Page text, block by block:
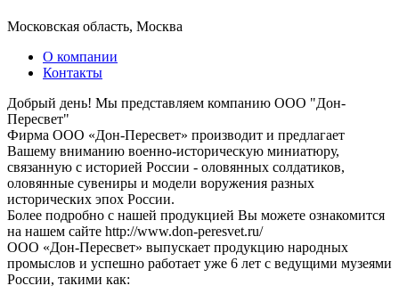
Московская область, Москва
О компании
Контакты
Добрый день! Мы представляем компанию ООО "Дон-
Пересвет"
Фирма ООО «Дон-Пересвет» производит и предлагает
Вашему вниманию военно-историческую миниатюру,
связанную с историей России - оловянных солдатиков,
оловянные сувениры и модели воружения разных
исторических эпох России.
Более подробно с нашей продукцией Вы можете ознакомится
на нашем сайте http://www.don-peresvet.ru/
ООО «Дон-Пересвет» выпускает продукцию народных
промыслов и успешно работает уже 6 лет с ведущими музеями
России, такими как: